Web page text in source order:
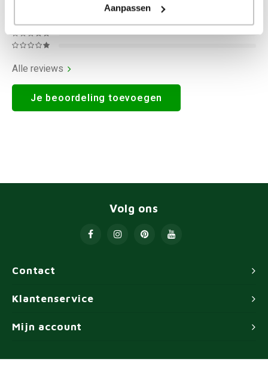
Aanpassen
Alle reviews
Je beoordeling toevoegen
Contact
Volg ons
Klantenservice
Mijn account